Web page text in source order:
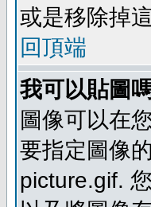
或是移除掉
回頂端
我可以貼圖
圖像可以在
要指定圖像
picture.gif.